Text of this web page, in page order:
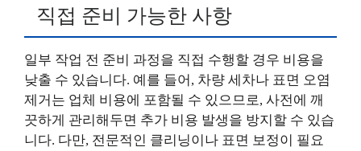
직접 준비 가능한 사항
일부 작업 전 준비 과정을 직접 수행할 경우 비용을
낮출 수 있습니다. 예를 들어, 차량 세차나 표면 오염
제거는 업체 비용에 포함될 수 있으므로, 사전에 깨
끗하게 관리해두면 추가 비용 발생을 방지할 수 있습
니다. 다만, 전문적인 클리닝이나 표면 보정이 필요